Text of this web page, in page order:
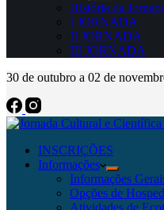
História da
I JORNADA
II JORNADA
III JORNADA
30 de outubro a 02 de
INSCRIÇÕES
Informações
Informações
Opções de
Atividades de